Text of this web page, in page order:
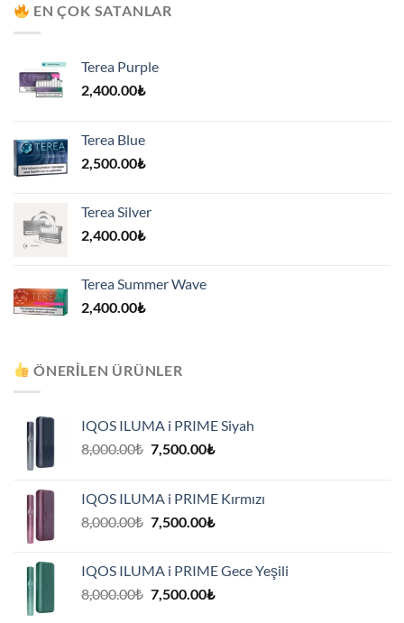
EN ÇOK SATANLAR
Terea Purple
2,400.00₺
Terea Blue
2,500.00₺
Terea Silver
2,400.00₺
Terea Summer Wave
2,400.00₺
ÖNERILEN ÜRÜNLER
IQOS ILUMA i PRIME Siyah
8,000.00₺ Orijinal
7,500.00₺Şu
7,500.00₺.
IQOS ILUMA i PRIME Kırmızı
8,000.00₺ Orijinal
7,500.00₺Şu
7,500.00₺.
IQOS ILUMA i PRIME Gece Yeşili
8,000.00₺ Orijinal
7,500.00₺Şu